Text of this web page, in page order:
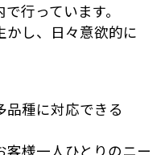
行っています。
かし、日々意欲的に
品種に対応できる
様一人ひとりのニー